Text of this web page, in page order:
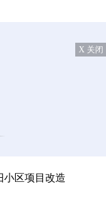
X 关闭
小区项目改造